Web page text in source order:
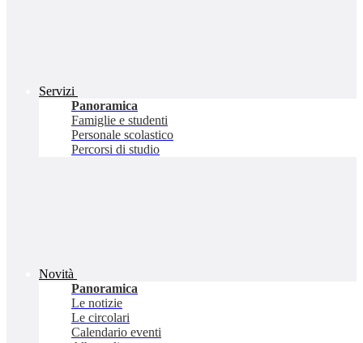
Servizi
Panoramica
Famiglie e studenti
Personale scolastico
Percorsi di studio
Novità
Panoramica
Le notizie
Le circolari
Calendario eventi